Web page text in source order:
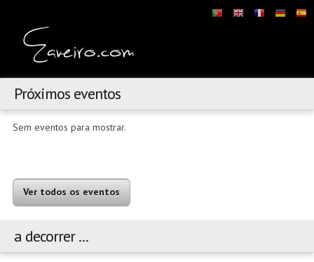
Próximos eventos
Sem eventos para mostrar.
Ver todos os eventos
a decorrer ...